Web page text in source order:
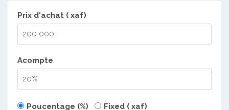
Prix d'achat ( xaf)
Acompte
Poucentage (%) Fixed ( xaf)